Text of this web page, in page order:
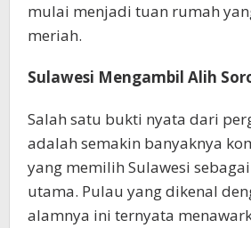
mulai menjadi tuan rumah
meriah.
Sulawesi Mengambil Alih
Salah satu bukti nyata dari
adalah semakin banyaknya
yang memilih Sulawesi
utama. Pulau yang dikenal
alamnya ini ternyata